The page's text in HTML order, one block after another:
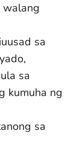
walang
sa
sa
kumuha ng
sa